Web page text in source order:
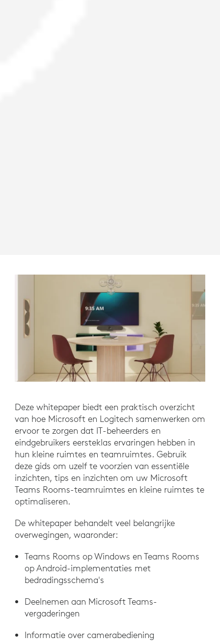
Deze whitepaper biedt een praktisch overzicht
van hoe Microsoft en Logitech samenwerken om
ervoor te zorgen dat IT-beheerders en
eindgebruikers eersteklas ervaringen hebben in
hun kleine ruimtes en teamruimtes. Gebruik
deze gids om uzelf te voorzien van essentiële
inzichten, tips en inzichten om uw Microsoft
Teams Rooms-teamruimtes en kleine ruimtes te
optimaliseren.
De whitepaper behandelt veel belangrijke
overwegingen, waaronder:
Teams Rooms op Windows en Teams Rooms
op Android-implementaties met
bedradingsschema's
Deelnemen aan Microsoft Teams-
vergaderingen
Informatie over camerabediening